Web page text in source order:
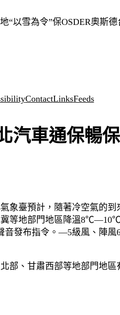
“以雪為令”保OSDER奧斯
ContactLinksFeeds
汽車通保暢
象臺預計，隨著冷空氣的到
等地部門地區降溫
音發布指令。—5級風、陣
部、甘肅西部等地部門地